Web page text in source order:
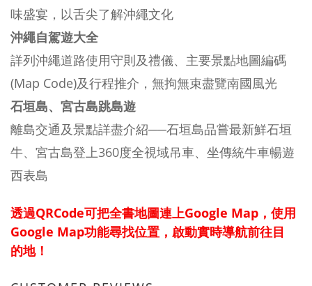
味盛宴，以舌尖了解沖繩文化
沖繩自駕遊大全
詳列沖繩道路使用守則及禮儀、主要景點地圖編碼
(Map Code)及行程推介，無拘無束盡覽南國風光
石垣島、宮古島跳島遊
離島交通及景點詳盡介紹──石垣島品嘗最新鮮石垣
牛、宮古島登上360度全視域吊車、坐傳統牛車暢遊
西表島
透過QRCode可把全書地圖連上Google Map，使用
Google Map功能尋找位置，啟動實時導航前往目
的地！